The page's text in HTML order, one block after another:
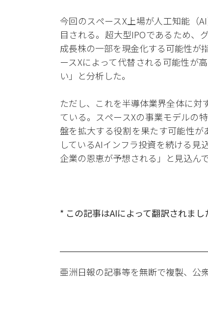
今回のスペースX上場が人工知能（
目される。超大型IPOであるため、
成長株の一部を現金化する可能性が
ースXによって代替される可能性が
い」と分析した。
ただし、これを半導体業界全体に対
ている。スペースXの事業モデルの
盤を拡大する役割を果たす可能性
しているAIインフラ投資を続ける
企業の恩恵が予想される」と見込んで
* この記事はAIによって翻訳されまし
亜洲日報の記事等を無断で複製、公